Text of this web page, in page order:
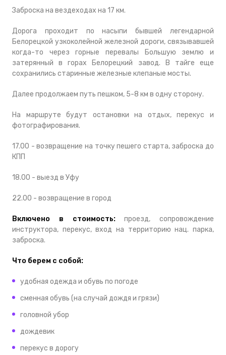
Заброска на вездеходах на 17 км.
Дорога проходит по насыпи бывшей легендарной
Белорецкой узкоколейной железной дороги, связывавшей
когда-то через горные перевалы Большую землю и
затерянный в горах Белорецкий завод. В тайге еще
сохранились старинные железные клепаные мосты.
Далее продолжаем путь пешком, 5-8 км в одну сторону.
На маршруте будут остановки на отдых, перекус и
фотографирования.
17.00 - возвращение на точку пешего старта, заброска до
КПП
18.00 - выезд в Уфу
22.00 - возвращение в город
Включено в стоимость:проезд, сопровождение
инструктора, перекус, вход на территорию нац. парка,
заброска.
Что берем с собой:
удобная одежда и обувь по погоде
сменная обувь (на случай дождя и грязи)
головной убор
дождевик
перекус в дорогу